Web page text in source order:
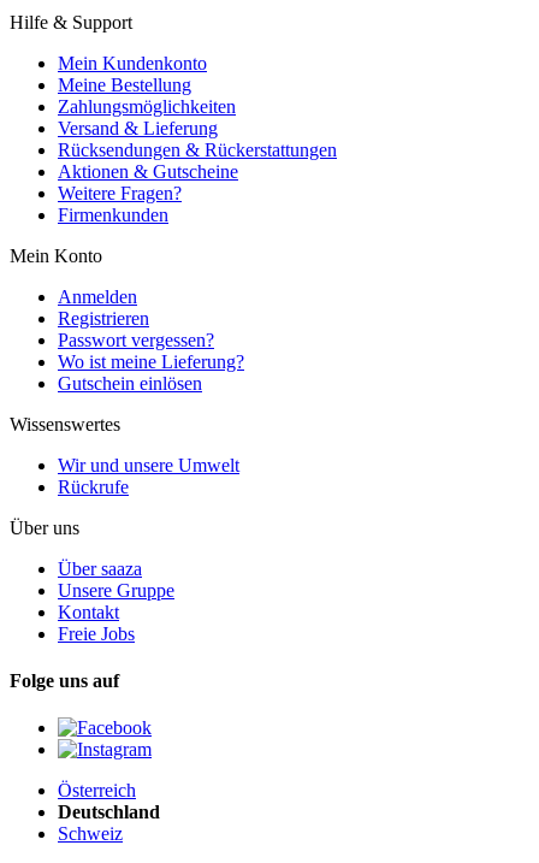
Hilfe & Support
Mein Kundenkonto
Meine Bestellung
Zahlungsmöglichkeiten
Versand & Lieferung
Rücksendungen & Rückerstattungen
Aktionen & Gutscheine
Weitere Fragen?
Firmenkunden
Mein Konto
Anmelden
Registrieren
Passwort vergessen?
Wo ist meine Lieferung?
Gutschein einlösen
Wissenswertes
Wir und unsere Umwelt
Rückrufe
Über uns
Über saaza
Unsere Gruppe
Kontakt
Freie Jobs
Folge uns auf
Österreich
Deutschland
Schweiz